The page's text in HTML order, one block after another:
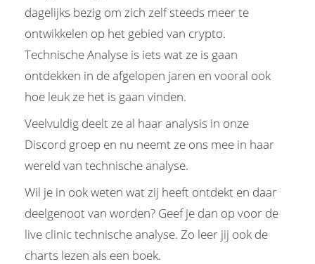
dagelijks bezig om zich zelf steeds meer te
ontwikkelen op het gebied van crypto.
Technische Analyse is iets wat ze is gaan
ontdekken in de afgelopen jaren en vooral ook
hoe leuk ze het is gaan vinden.
Veelvuldig deelt ze al haar analysis in onze
Discord groep en nu neemt ze ons mee in haar
wereld van technische analyse.
Wil je in ook weten wat zij heeft ontdekt en daar
deelgenoot van worden? Geef je dan op voor de
live clinic technische analyse. Zo leer jij ook de
charts lezen als een boek.